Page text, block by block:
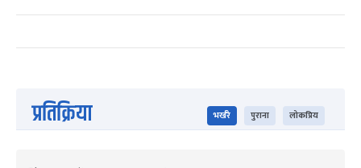
प्रतिक्रिया भर्खरै पुराना लोकप्रिय